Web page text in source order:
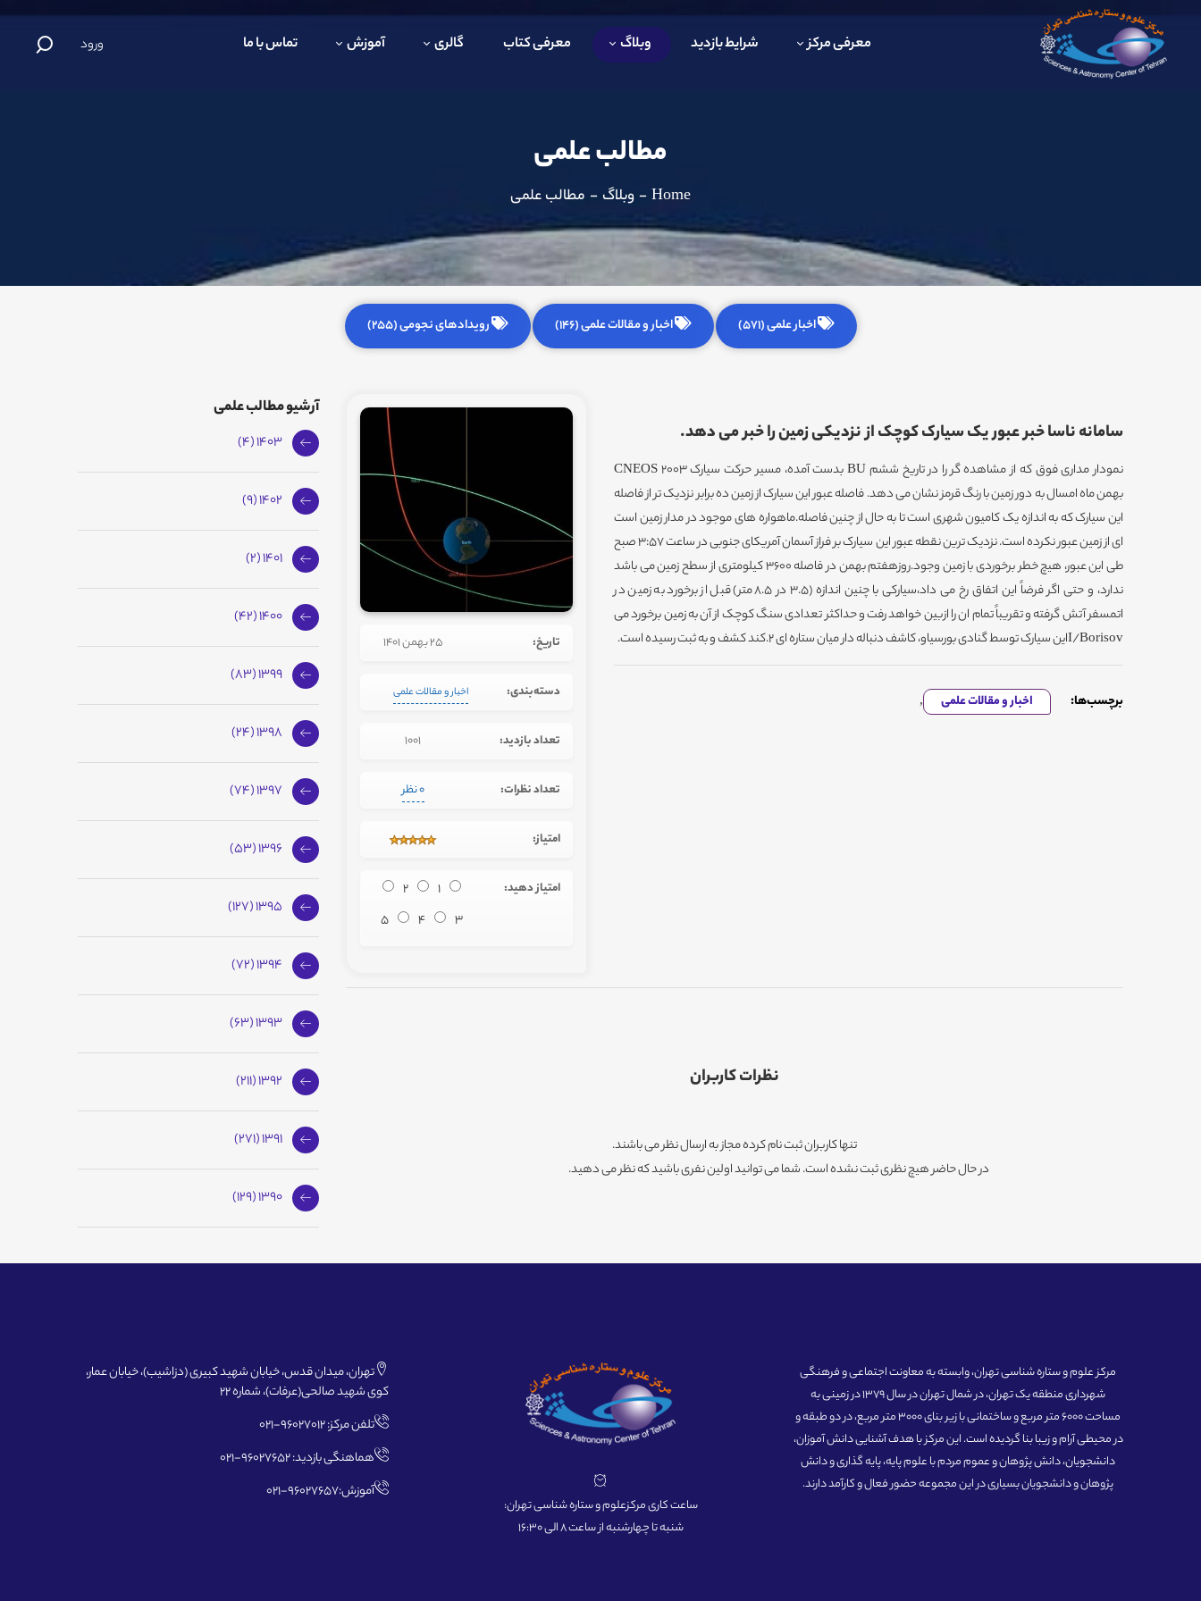
معرفی مرکز شرایط بازدید وبلاگ معرفی کتاب گالری آموزش تماس با ما ورود
مطالب علمی
Home
- وبلاگ - مطالب علمی
اخبار علمی (571) اخبار و مقالات علمی (146) رویدادهای نجومی (255)
سامانه ناسا خبر عبور یک سیارک کوچک از نزدیکی زمین را خبر می دهد.
نمودار مداری فوق که از مشاهده گرCNEOS بدست آمده، مسیر حرکت سیارک 2003BUرا در تاریخ ششم
بهمن ماه امسال به دور زمین با رنگ قرمز نشان می دهد. فاصله عبور این سیارک از زمین ده برابر نزدیک تر از فاصله
ماهواره های موجود در مدار زمین است.این سیارک که به اندازه یک کامیون شهری است تا به حال از چنین فاصله
ای از زمین عبور نکرده است. نزدیک ترین نقطه عبور این سیارک بر فراز آسمان آمریکای جنوبی در ساعت 3:57 صبح
روزهفتم بهمن در فاصله 3600 کیلومتری از سطح زمین می باشد.طی این عبور، هیچ خطر برخوردی با زمین وجود
ندارد، و حتی اگر فرضاً این اتفاق رخ می داد،سیارکی با چنین اندازه (3.5 در 8.5 متر) قبل از برخورد به زمین در
اتمسفر آتش گرفته و تقریباً تمام ان را ازبین خواهد رفت و حداکثر تعدادی سنگ کوچک از آن به زمین برخورد می
کند. این سیارک توسط گنادی بورسیاو، کاشف دنباله دار میان ستاره ای 2I/Borisov کشف و به ثبت رسیده است.
برچسب‌ها: اخبار و مقالات علمی ,
تاریخ: 25 بهمن 1401
دسته‌بندی: اخبار و مقالات علمی
تعداد بازدید: 1001
تعداد نظرات: 0 نظر
امتیاز:
امتیاز دهید: 1
2
3
4
5
نظرات کاربران
تنها کاربران ثبت نام کرده مجاز به ارسال نظر می باشند.
در حال حاضر هیچ نظری ثبت نشده است. شما می توانید اولین نفری باشید که نظر می دهید.
آرشیو مطالب علمی
1403 (4)
1402 (9)
1401 (2)
1400 (42)
1399 (83)
1398 (24)
1397 (74)
1396 (53)
1395 (127)
1394 (72)
1393 (63)
1392 (211)
1391 (271)
1390 (129)
مرکز علوم و ستاره شناسی تهران، وابسته به معاونت اجتماعی و فرهنگی
شهرداری منطقه یک تهران، در شمال تهران در سال 1379 در زمینی به
مساحت 6000 متر مربع و ساختمانی با زیر بنای 3000 متر مربع، در دو طبقه و
در محیطی آرام و زیبا بنا گردیده است. این مرکز با هدف آشنایی دانش آموزان،
دانشجویان، دانش پژوهان و عموم مردم با علوم پایه، پایه گذاری و دانش
پژوهان و دانشجویان بسیاری در این مجموعه حضور فعال و کارآمد دارند.
ساعت کاری مرکزعلوم و ستاره شناسی تهران:
شنبه تا چهارشنبه از ساعت 8 الی 16:30
تهران، میدان قدس، خیابان شهید کبیری (دزاشیب)، خیابان عمار،
کوی شهید صالحی(عرفات)، شماره 22
تلفن مرکز: 96027012-021
هماهنگی بازدید: 96027652-021
آموزش:96027657-021